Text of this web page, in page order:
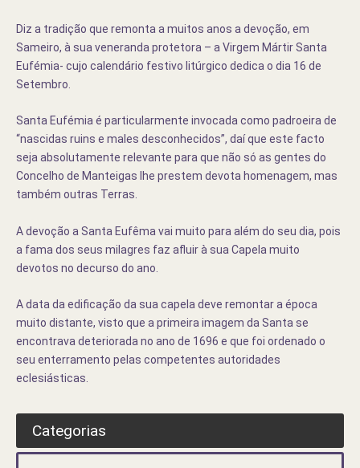
Diz a tradição que remonta a muitos anos a devoção, em
Sameiro, à sua veneranda protetora – a Virgem Mártir Santa
Eufémia- cujo calendário festivo litúrgico dedica o dia 16 de
Setembro.
Santa Eufémia é particularmente invocada como padroeira de
“nascidas ruins e males desconhecidos”, daí que este facto
seja absolutamente relevante para que não só as gentes do
Concelho de Manteigas lhe prestem devota homenagem, mas
também outras Terras.
A devoção a Santa Eufêma vai muito para além do seu dia, pois
a fama dos seus milagres faz afluir à sua Capela muito
devotos no decurso do ano.
A data da edificação da sua capela deve remontar a época
muito distante, visto que a primeira imagem da Santa se
encontrava deteriorada no ano de 1696 e que foi ordenado o
seu enterramento pelas competentes autoridades
eclesiásticas.
Categorias